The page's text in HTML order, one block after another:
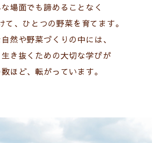
場面でも諦めることなく
て、ひとつの野菜を育てます。
然や野菜づくりの中には、
生き抜くための大切な学びが
ほど、転がっています。